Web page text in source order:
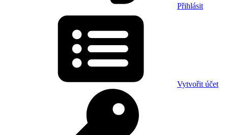
Přihlásit
Vytvořit účet